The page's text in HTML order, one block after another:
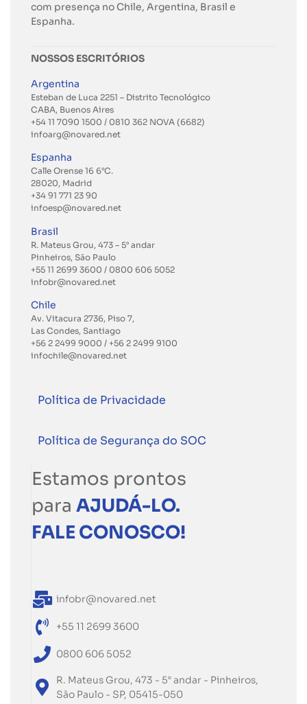
com presença no Chile, Argentina, Brasil e
Espanha.
NOSSOS ESCRITÓRIOS
Argentina
Esteban de Luca 2251 – Distrito Tecnológico
CABA, Buenos Aires
+54 11 7090 1500 / 0810 362 NOVA (6682)
infoarg@novared.net
Espanha
Calle Orense 16 6°C.
28020, Madrid
+34 91 771 23 90
infoesp@novared.net
Brasil
R. Mateus Grou, 473 – 5° andar
Pinheiros, São Paulo
+55 11 2699 3600 / 0800 606 5052
infobr@novared.net
Chile
Av. Vitacura 2736, Piso 7,
Las Condes, Santiago
+56 2 2499 9000 / +56 2 2499 9100
infochile@novared.net
Política de Privacidade
Política de Segurança do SOC
Estamos prontos
para AJUDÁ-LO.
FALE CONOSCO!
infobr@novared.net
+55 11 2699 3600
0800 606 5052
R. Mateus Grou, 473 - 5° andar - Pinheiros,
São Paulo - SP, 05415-050